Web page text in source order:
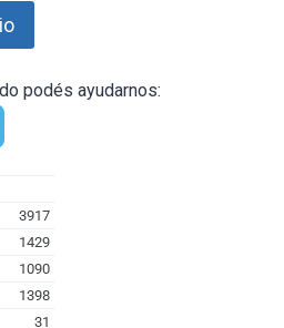
podés ayudarnos: